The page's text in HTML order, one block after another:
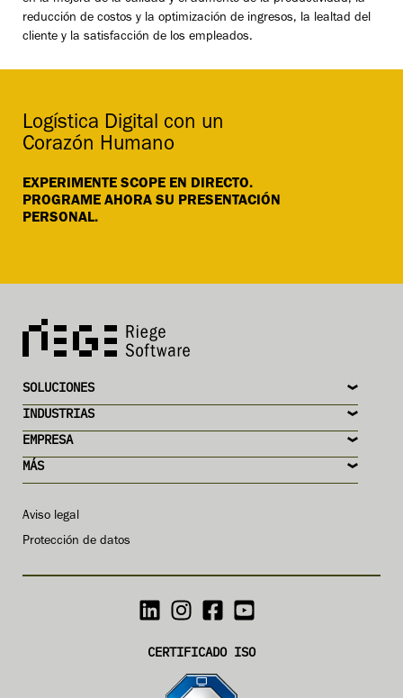
reducción de costos y la optimización de ingresos, la lealtad del
cliente y la satisfacción de los empleados.
EXPERIMENTE SCOPE EN DIRECTO.
PROGRAME AHORA SU PRESENTACIÓN
PERSONAL.
Logística Digital con un
Corazón Humano
MÁS
EMPRESA
INDUSTRIAS
SOLUCIONES
Aviso legal
Protección de datos
CERTIFICADO ISO